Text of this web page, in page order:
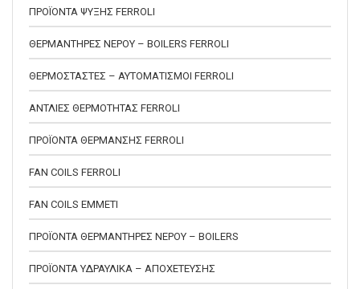
ΠΡΟΪΟΝΤΑ ΨΥΞΗΣ FERROLI
ΘΕΡΜΑΝΤΗΡΕΣ ΝΕΡΟΥ – BOILERS FERROLI
ΘΕΡΜΟΣΤΑΣΤΕΣ – ΑΥΤΟΜΑΤΙΣΜΟΙ FERROLI
ΑΝΤΛΙΕΣ ΘΕΡΜΟΤΗΤΑΣ FERROLI
ΠΡΟΪΟΝΤΑ ΘΕΡΜΑΝΣΗΣ FERROLI
FAN COILS FERROLI
FAN COILS EMMETI
ΠΡΟΪΟΝΤΑ ΘΕΡΜΑΝΤΗΡΕΣ ΝΕΡΟΥ – BOILERS
ΠΡΟΪΟΝΤΑ ΥΔΡΑΥΛΙΚΑ – ΑΠΟΧΕΤΕΥΣΗΣ